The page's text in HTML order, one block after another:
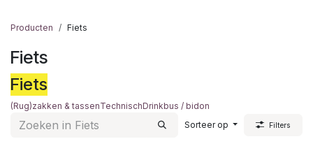
Producten Fiets
Fiets
Fiets
(Rug)zakken & tassenTechnischDrinkbus / bidon
Sorteer op
Filters